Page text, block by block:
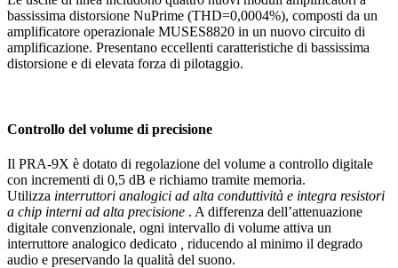
bassissima distorsione NuPrime (THD=0,0004%), composti da un
amplificatore operazionale MUSES8820 in un nuovo circuito di
amplificazione. Presentano eccellenti caratteristiche di bassissima
distorsione e di elevata forza di pilotaggio.
Controllo del volume di precisione
Il PRA-9X è dotato di regolazione del volume a controllo digitale
con incrementi di 0,5 dB e richiamo tramite memoria.
Utilizza interruttori analogici ad alta conduttività e integra resistori
a chip interni ad alta precisione . A differenza dell’attenuazione
digitale convenzionale, ogni intervallo di volume attiva un
interruttore analogico dedicato
riducendo al minimo il degrado
audio e preservando la qualità del suono.